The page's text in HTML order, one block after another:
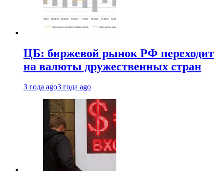
ЦБ: биржевой рынок РФ переходит
на валюты дружественных стран
3 года ago3 года ago